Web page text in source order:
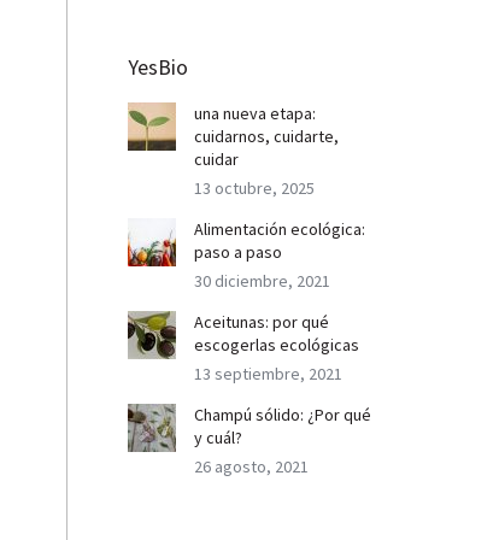
YesBio
una nueva etapa:
cuidarnos, cuidarte,
cuidar
13 octubre, 2025
Alimentación ecológica:
paso a paso
30 diciembre, 2021
Aceitunas: por qué
escogerlas ecológicas
13 septiembre, 2021
Champú sólido: ¿Por qué
y cuál?
26 agosto, 2021